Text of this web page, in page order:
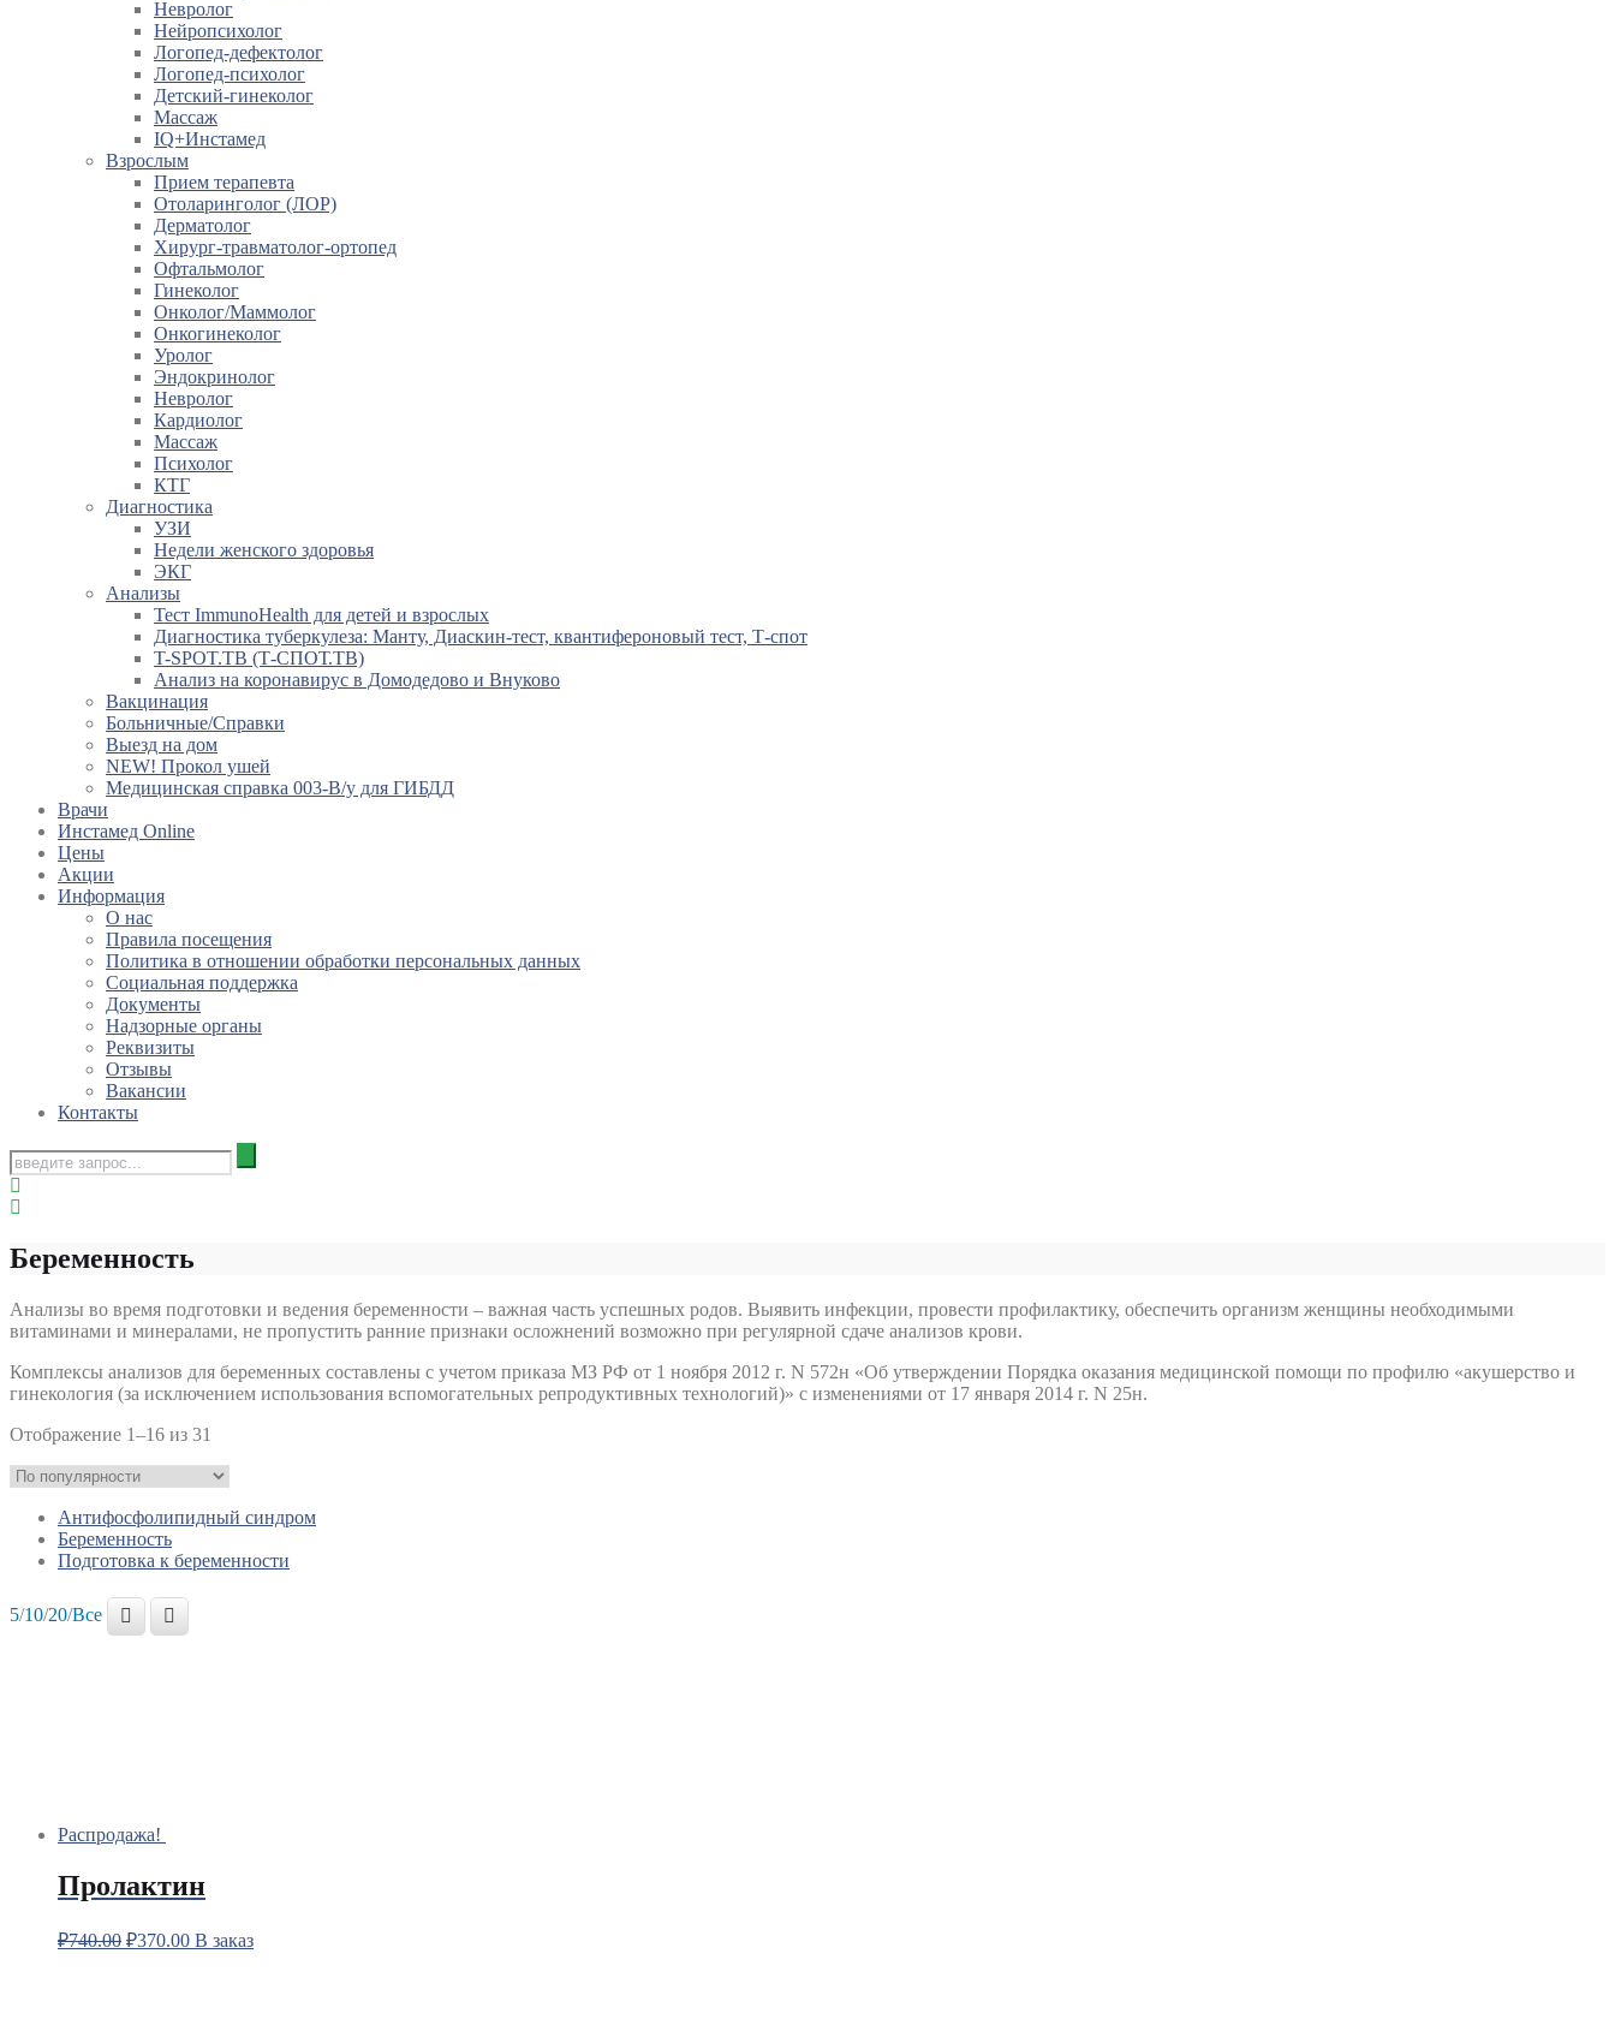
Невролог
Нейропсихолог
Логопед-дефектолог
Логопед-психолог
Детский-гинеколог
Массаж
IQ+Инстамед
Взрослым
Прием терапевта
Отоларинголог (ЛОР)
Дерматолог
Хирург-травматолог-ортопед
Офтальмолог
Гинеколог
Онколог/Маммолог
Онкогинеколог
Уролог
Эндокринолог
Невролог
Кардиолог
Массаж
Психолог
КТГ
Диагностика
УЗИ
Недели женского здоровья
ЭКГ
Анализы
Тест ImmunoHealth для детей и взрослых
Диагностика туберкулеза: Манту, Диаскин-тест, квантифероновый тест, Т-спот
T-SPOT.TB (Т-СПОТ.ТВ)
Анализ на коронавирус в Домодедово и Внуково
Вакцинация
Больничные/Справки
Выезд на дом
NEW! Прокол ушей
Медицинская справка 003-В/у для ГИБДД
Врачи
Инстамед Online
Цены
Акции
Информация
О нас
Правила посещения
Политика в отношении обработки персональных данных
Социальная поддержка
Документы
Надзорные органы
Реквизиты
Отзывы
Вакансии
Контакты
Беременность
Анализы во время подготовки и ведения беременности – важная часть успешных родов. Выявить инфекции, провести профилактику, обеспечить организм женщины необходимыми
витаминами и минералами, не пропустить ранние признаки осложнений возможно при регулярной сдаче анализов крови.
Комплексы анализов для беременных составлены с учетом приказа МЗ РФ от 1 ноября 2012 г. N 572н «Об утверждении Порядка оказания медицинской помощи по профилю «акушерство и
гинекология (за исключением использования вспомогательных репродуктивных технологий)» с изменениями от 17 января 2014 г. N 25н.
Отображение 1–16 из 31
Антифосфолипидный синдром
Беременность
Подготовка к беременности
5/10/20/Все
Распродажа!
Пролактин
₽740.00 ₽370.00 В заказ